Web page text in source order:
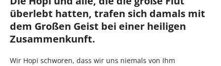
überlebt hatten, trafen sich damals mit
dem Großen Geist bei einer heiligen
Zusammenkunft.
Wir Hopi schworen, dass wir uns niemals von Ihm